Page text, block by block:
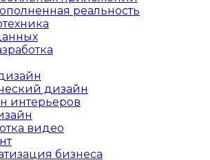
реальность
дизайн
интерьеров
видео
бизнеса